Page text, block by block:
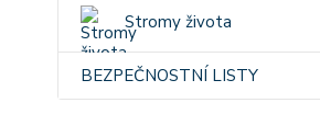
Stromy života
BEZPEČNOSTNÍ LISTY